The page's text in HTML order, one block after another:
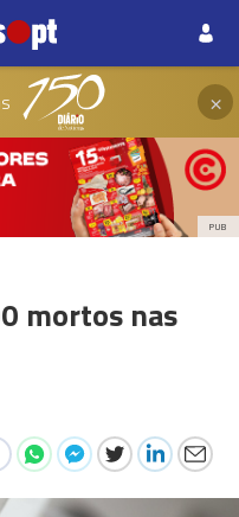
×
PUB
mortos nas